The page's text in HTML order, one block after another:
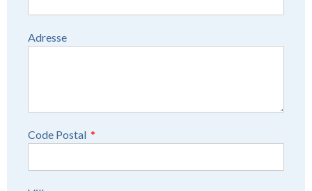
Adresse
Code Postal